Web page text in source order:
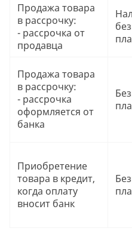
Продажа товара
в рассрочку:
- рассрочка от
продавца
Продажа товара
в рассрочку:
- рассрочка
оформляется от
банка
Приобретение
товара в кредит,
когда оплату
вносит банк